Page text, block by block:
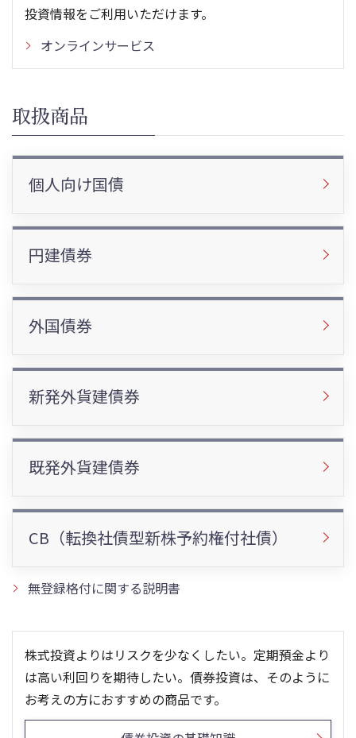
投資情報をご利用いただけます。
オンラインサービス
取扱商品
個人向け国債
円建債券
外国債券
新発外貨建債券
既発外貨建債券
CB（転換社債型新株予約権付社債）
無登録格付に関する説明書
株式投資よりはリスクを少なくしたい。定期預金より
は高い利回りを期待したい。債券投資は、そのように
お考えの方におすすめの商品です。